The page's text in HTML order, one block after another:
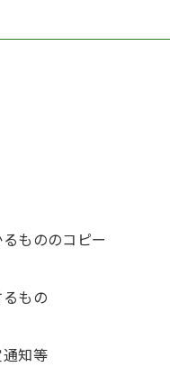
もののコピー
もの
知等